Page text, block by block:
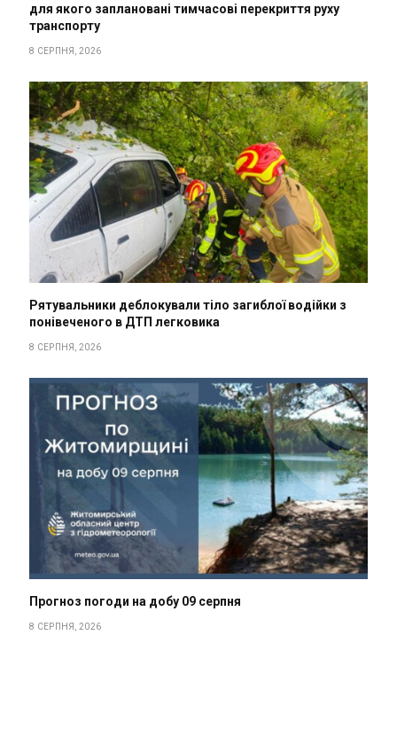
для якого заплановані тимчасові перекриття руху
транспорту
8 СЕРПНЯ, 2026
Рятувальники деблокували тіло загиблої водійки з
понівеченого в ДТП легковика
8 СЕРПНЯ, 2026
Прогноз погоди на добу 09 серпня
8 СЕРПНЯ, 2026